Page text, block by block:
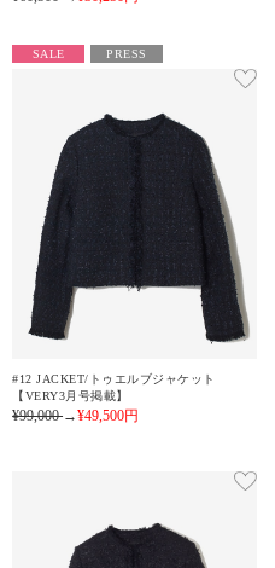
SALE PRESS
#12 JACKET/トゥエルブジャケット
【VERY3月号掲載】
¥99,000→¥49,500円